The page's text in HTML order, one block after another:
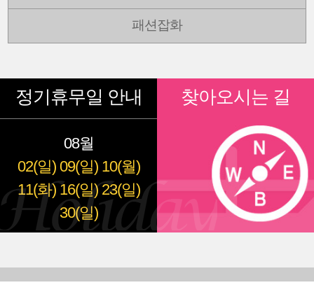
패션잡화
정기휴무일 안내
08월
02(일) 09(일) 10(월)
11(화) 16(일) 23(일)
30(일)
찾아오시는 길